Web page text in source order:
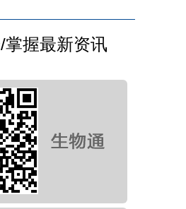
掌握最新资讯